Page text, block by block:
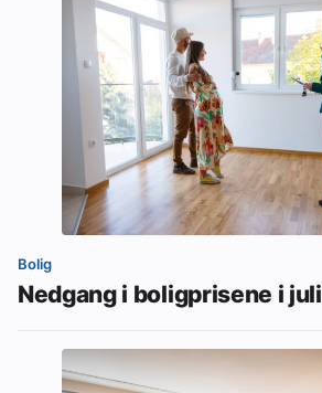
Bolig
Nedgang i boligprisene i juli